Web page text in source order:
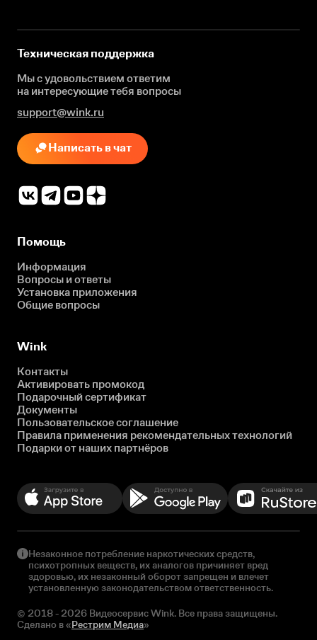
Техническая поддержка
Мы с удовольствием ответим
на интересующиетебя вопросы
support@wink.ru
Написать в чат
Помощь
Информация
Вопросы и ответы
Установка приложения
Общие вопросы
Wink
Контакты
Активировать промокод
Подарочный сертификат
Документы
Пользовательское соглашение
Правила применения рекомендательных технологий
Подарки от наших партнёров
Незаконное потребление наркотических средств,
психотропных веществ, их аналогов причиняет вред
здоровью, их незаконный оборот запрещен и влечет
установленную законодательством ответственность.
© 2018 - 2026 Видеосервис Wink. Все права защищены.
Сделано в «Рестрим Медиа»